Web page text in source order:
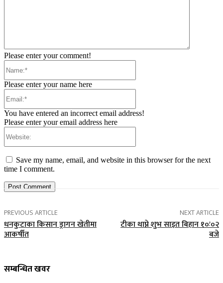
Please enter your comment!
Please enter your name here
You have entered an incorrect email address!
Please enter your email address here
Save my name, email, and website in this browser for the next
time I comment.
PREVIOUS ARTICLE
धनकुटाका किसान ड्रागन खेतीमा
आकर्षीत
NEXT ARTICLE
टीका थाप्ने शुभ साइत बिहान १०ः०२
बजे
सम्बन्धित खवर